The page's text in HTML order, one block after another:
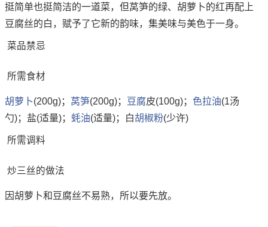
挺简单也挺简洁的一道菜，但莴笋的绿、胡萝卜的红再配上
豆腐丝的白，赋予了它新的韵味，集美味与美色于一身。
菜品禁忌
所需食材
胡萝卜(200g)； 莴笋(200g)； 豆腐皮(100g)； 色拉油(1汤
勺)；盐(适量)； 蚝油(适量)；白胡椒粉(少许)
所需调料
炒三丝的做法
因胡萝卜和豆腐丝不易熟，所以要先放。